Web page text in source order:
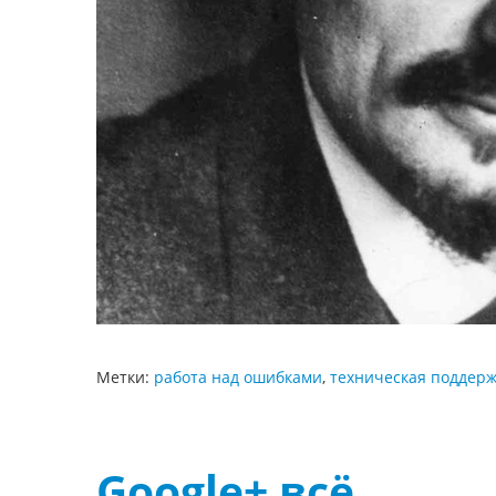
Метки: работа над ошибками, техническая